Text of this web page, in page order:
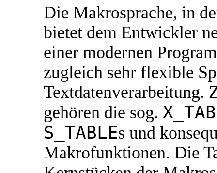
Die Makrosprache, in
bietet dem Entwickler
einer modernen
zugleich sehr flexible
Textdatenverarbeitung.
gehören die sog.
S_TABLEs und
Makrofunktionen. Die